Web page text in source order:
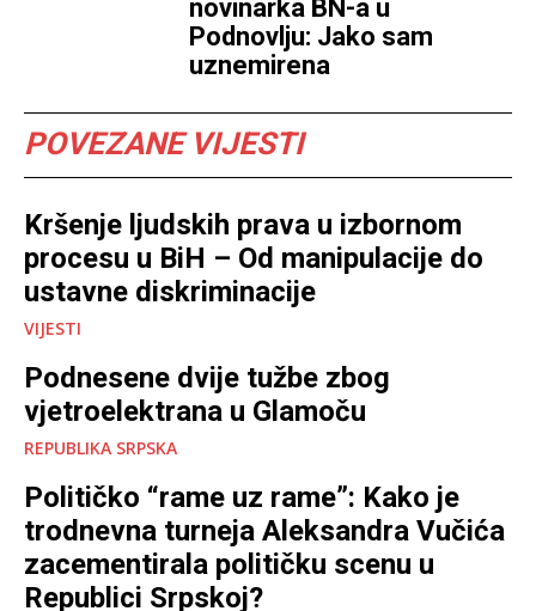
novinarka BN-a u
Podnovlju: Jako sam
uznemirena
POVEZANE VIJESTI
Kršenje ljudskih prava u izbornom
procesu u BiH – Od manipulacije do
ustavne diskriminacije
VIJESTI
Podnesene dvije tužbe zbog
vjetroelektrana u Glamoču
REPUBLIKA SRPSKA
Političko “rame uz rame”: Kako je
trodnevna turneja Aleksandra Vučića
zacementirala političku scenu u
Republici Srpskoj?